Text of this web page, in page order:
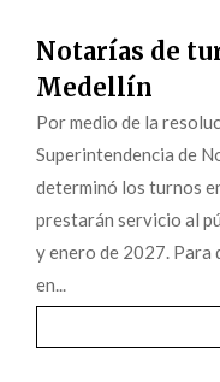
Notarías de
Medellín
Por medio de la
Superintendencia de
determinó los turnos
prestarán servicio al
y enero de 2027. Para
en...